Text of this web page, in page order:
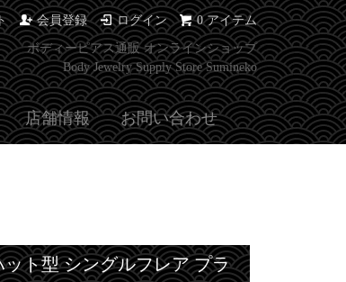
会員登録 ログイン 0 アイテム
ボディーピアス通販 オンラインショップ
Body Jewelry Supply Store Sumineko
店舗情報 お問い合わせ
ト型 シングルフレア プラ